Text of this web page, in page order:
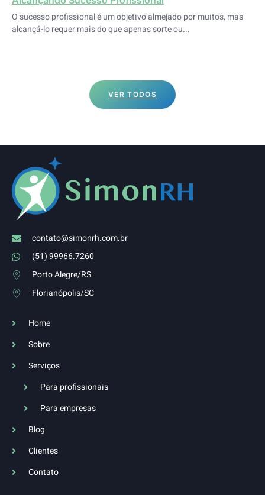
O sucesso profissional é um objetivo almejado por muitos, mas
alcançá-lo requer mais do que apenas sorte ou...
VER TODOS
contato@simonrh.com.br
(51) 99966.7260
Porto Alegre/RS
Florianópolis/SC
Home
Sobre
Serviços
Para profissionais
Para empresas
Blog
Clientes
Contato